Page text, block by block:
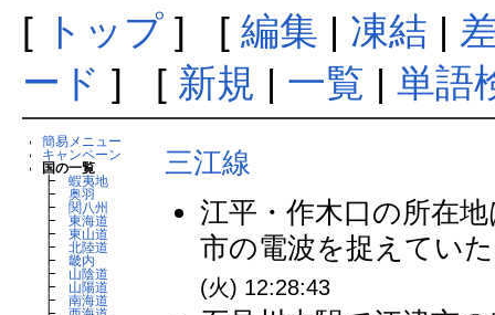
[ トップ] [ 編集 | 凍結 |
ード ] [ 新規 | 一覧 | 単語
簡易メニュー
キャンペーン
国の一覧
┣蝦夷地
┣奥羽
┣ 関八州
┣東海道
┣東山道
┣北陸道
┣畿内
┣ 山陰道
┣ 山陽道
┣南海道
三江線
江平・作木口の所在
市の電波を捉えてい
(火) 12:28:43